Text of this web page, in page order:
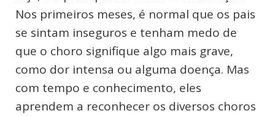
Nos primeiros meses, é normal que os pais
se sintam inseguros e tenham medo de
que o choro signifique algo mais grave,
como dor intensa ou alguma doença. Mas
com tempo e conhecimento, eles
aprendem a reconhecer os diversos choros